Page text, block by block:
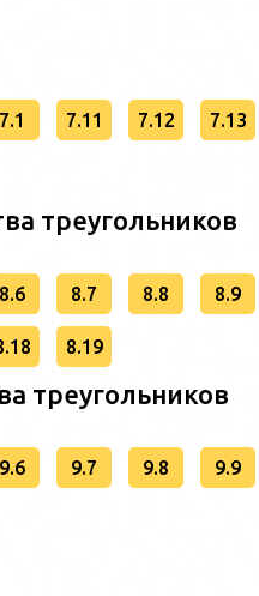
7.1 7.11 7.12 7.13
треугольников
8.6 8.7 8.8 8.9
8.19
треугольников
9.6 9.7 9.8 9.9